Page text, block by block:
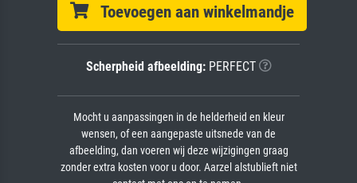
Toevoegen aan winkelmandje
Scherpheid afbeelding:PERFECT
Mocht u aanpassingen in de helderheid en kleur
wensen, of een aangepaste uitsnede van de
afbeelding, dan voeren wij deze wijzigingen graag
zonder extra kosten voor u door. Aarzel alstublieft niet